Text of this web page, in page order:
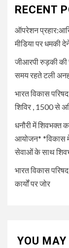
5
RECENT
ऑपरेशन
मीडिया पर धमकी
जीआरपी रुड़की की
समय रहते टली
भारत विकास
शिविर , 1500 से
धनौरी में शिवभक्त
आयोजन* *विकास
सेवाओं के साथ
भारत विकास
कार्यों पर जोर
YOU